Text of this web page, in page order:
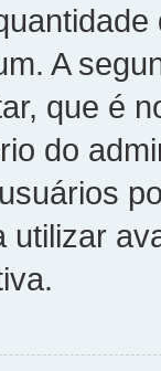
A
que é
do
utilizar